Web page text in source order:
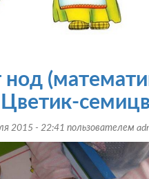
нод
2015 - 22:41 пользователем